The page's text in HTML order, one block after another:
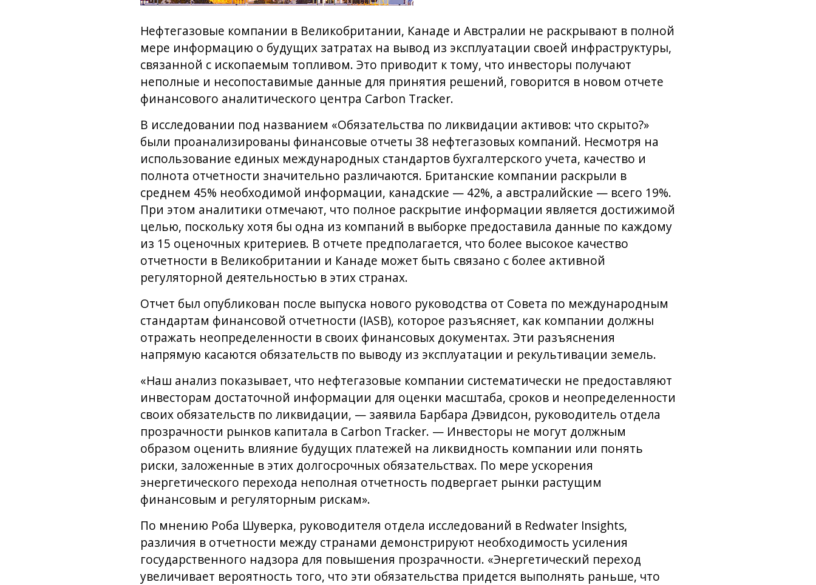
Нефтегазовые компании в Великобритании, Канаде и Австралии не раскрывают в полной
мере информацию о будущих затратах на вывод из эксплуатации своей инфраструктуры,
связанной с ископаемым топливом. Это приводит к тому, что инвесторы получают
неполные и несопоставимые данные для принятия решений, говорится в новом отчете
финансового аналитического центра Carbon Tracker.
В исследовании под названием «Обязательства по ликвидации активов: что скрыто?»
были проанализированы финансовые отчеты 38 нефтегазовых компаний. Несмотря на
использование единых международных стандартов бухгалтерского учета, качество и
полнота отчетности значительно различаются. Британские компании раскрыли в
среднем 45% необходимой информации, канадские — 42%, а австралийские — всего 19%.
При этом аналитики отмечают, что полное раскрытие информации является достижимой
целью, поскольку хотя бы одна из компаний в выборке предоставила данные по каждому
из 15 оценочных критериев. В отчете предполагается, что более высокое качество
отчетности в Великобритании и Канаде может быть связано с более активной
регуляторной деятельностью в этих странах.
Отчет был опубликован после выпуска нового руководства от Совета по международным
стандартам финансовой отчетности (IASB), которое разъясняет, как компании должны
отражать неопределенности в своих финансовых документах. Эти разъяснения
напрямую касаются обязательств по выводу из эксплуатации и рекультивации земель.
«Наш анализ показывает, что нефтегазовые компании систематически не предоставляют
инвесторам достаточной информации для оценки масштаба, сроков и неопределенности
своих обязательств по ликвидации, — заявила Барбара Дэвидсон, руководитель отдела
прозрачности рынков капитала в Carbon Tracker. — Инвесторы не могут должным
образом оценить влияние будущих платежей на ликвидность компании или понять
риски, заложенные в этих долгосрочных обязательствах. По мере ускорения
энергетического перехода неполная отчетность подвергает рынки растущим
финансовым и регуляторным рискам».
По мнению Роба Шуверка, руководителя отдела исследований в Redwater Insights,
различия в отчетности между странами демонстрируют необходимость усиления
государственного надзора для повышения прозрачности. «Энергетический переход
увеличивает вероятность того, что эти обязательства придется выполнять раньше, что